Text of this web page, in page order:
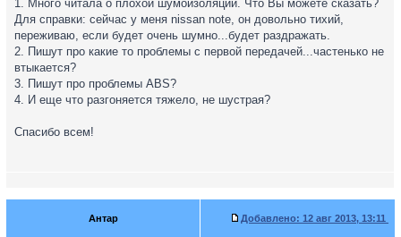
1. Много читала о плохой шумоизоляции. Что Вы можете сказать?
Для справки: сейчас у меня nissan note, он довольно тихий,
переживаю, если будет очень шумно...будет раздражать.
2. Пишут про какие то проблемы с первой передачей...частенько не
втыкается?
3. Пишут про проблемы ABS?
4. И еще что разгоняется тяжело, не шустрая?
Спасибо всем!
Антар Добавлено: 12 авг 2013, 13:11